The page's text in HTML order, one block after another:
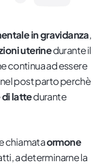
in gravidanza,
uterinedurante il
continua ad essere
post parto perchè
lattedurante
chiamataormone
a determinarne la